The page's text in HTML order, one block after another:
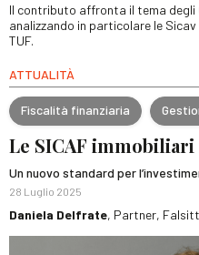
Il contributo affronta il tema degli
analizzando in particolare le
TUF.
ATTUALITÀ
Fiscalità finanziaria
Le SICAF
Un nuovo standard per
28 Luglio 2025
Daniela Delfrate, Partner,